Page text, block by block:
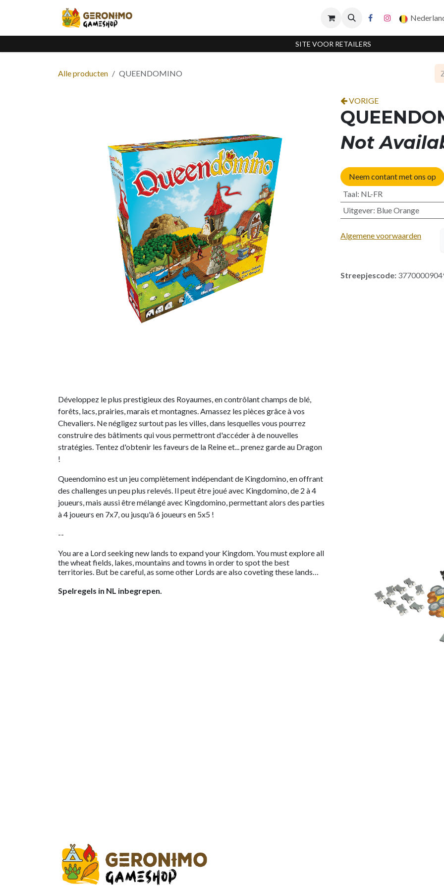
SITE VOOR RETAILERS
Alle producten QUEENDOMINO
VORIGE
Not
Neem contant met ons op
Taal: NL-FR
Uitgever: Blue Orange
Algemene voorwaarden
Streepjescode:
Développez le plus prestigieux des Royaumes, en contrôlant champs de blé,
forêts, lacs, prairies, marais et montagnes. Amassez les pièces grâce à vos
Chevaliers. Ne négligez surtout pas les villes, dans lesquelles vous pourrez
construire des bâtiments qui vous permettront d'accéder à de nouvelles
stratégies. Tentez d'obtenir les faveurs de la Reine et... prenez garde au Dragon
!
Queendomino est un jeu complètement indépendant de Kingdomino, en offrant
des challenges un peu plus relevés. Il peut être joué avec Kingdomino, de 2 à 4
joueurs, mais aussi être mélangé avec Kingdomino, permettant alors des parties
à 4 joueurs en 7x7, ou jusqu'à 6 joueurs en 5x5 !
--
You are a Lord seeking new lands to expand your Kingdom. You must explore all
the wheat fields, lakes, mountains and towns in order to spot the best
territories. But be careful, as some other Lords are also coveting these lands…
Spelregels in NL inbegrepen.